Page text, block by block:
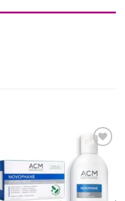
Ajouter
à la liste
d’envies